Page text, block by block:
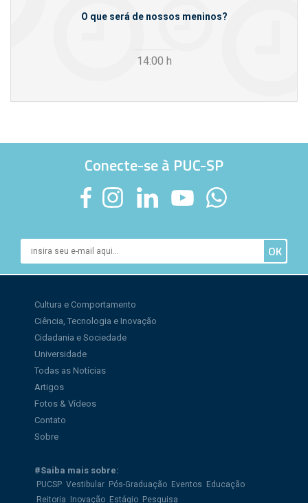
O que será de nossos meninos?
14:00 h
Conecte-se à PUC-SP
Cultura e Comportamento
Ciência, Tecnologia e Inovação
Cidadania e Sociedade
Universidade
Todas as Notícias
Artigos
Fotos & Vídeos
Contato
Sobre
#Saiba mais sobre:
PUCSP Vestibular Pós-Graduação Eventos
Educação
Reitoria
Inovação Estágio Pesquisa